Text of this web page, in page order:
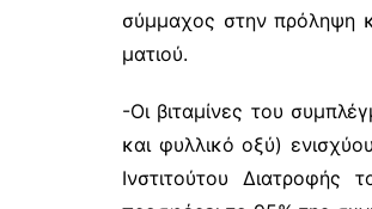
σύμμαχος στην πρόληψη
ματιού.
-Οι βιταμίνες του
και φυλλικό οξύ)
Ινστιτούτου